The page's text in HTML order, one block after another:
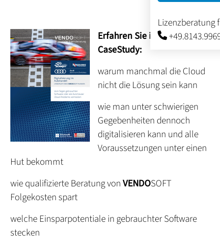
Lizenzberatung
Erfahren Sie in dieser
CaseStudy:
warum manchmal die Cloud
nicht die Lösung sein kann
wie man unter schwierigen
Gegebenheiten dennoch
digitalisieren kann und alle
Voraussetzungen unter einen
Hut bekommt
wie qualifizierte Beratung vonVENDOSOFT
Folgekosten spart
welche Einsparpotentiale in gebrauchter Software
stecken